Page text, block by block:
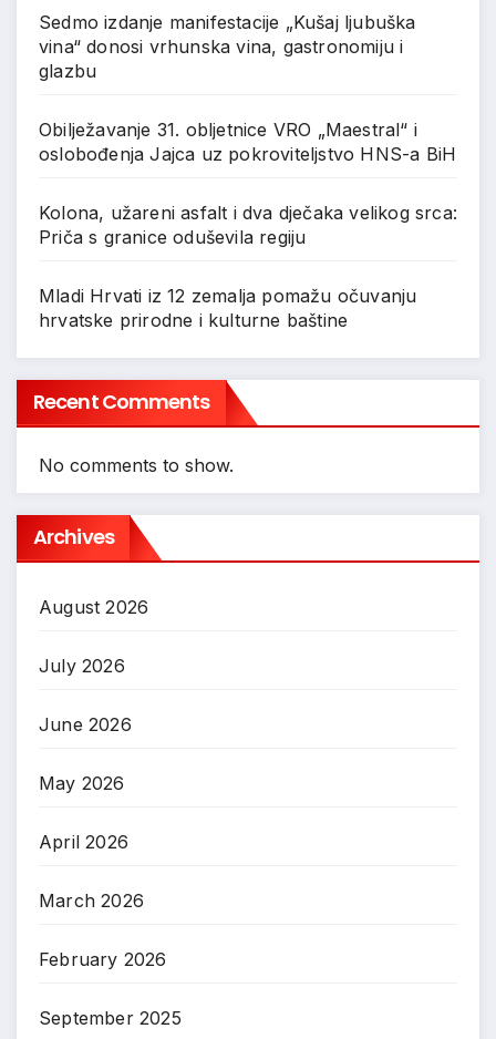
Sedmo izdanje manifestacije „Kušaj ljubuška
vina“ donosi vrhunska vina, gastronomiju i
glazbu
Obilježavanje 31. obljetnice VRO „Maestral“ i
oslobođenja Jajca uz pokroviteljstvo HNS-a BiH
Kolona, užareni asfalt i dva dječaka velikog srca:
Priča s granice oduševila regiju
Mladi Hrvati iz 12 zemalja pomažu očuvanju
hrvatske prirodne i kulturne baštine
Recent Comments
No comments to show.
Archives
August 2026
July 2026
June 2026
May 2026
April 2026
March 2026
February 2026
September 2025